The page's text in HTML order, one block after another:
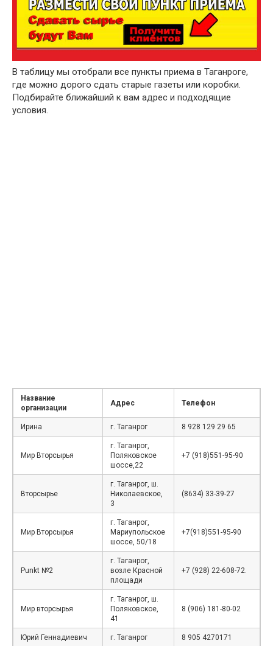
В таблицу мы отобрали все пункты приема в Таганроге,
где можно дорого сдать старые газеты или коробки.
Подбирайте ближайший к вам адрес и подходящие
условия.
Название
организации
Адрес Телефон
Ирина г. Таганрог 8 928 129 29 65
Мир Вторсырья
г. Таганрог,
Поляковское
шоссе,22
+7 (918)551-95-90
Вторсырье
г. Таганрог, ш.
Николаевское,
3
(8634) 33-39-27
Мир Вторсырья
г. Таганрог,
Мариупольское
шоссе, 50/18
+7(918)551-95-90
Punkt №2
г. Таганрог,
возле Красной
площади
+7 (928) 22-608-72.
Мир вторсырья
г. Таганрог, ш.
Поляковское,
41
8 (906) 181-80-02
Юрий Геннадиевич г. Таганрог 8 905 4270171